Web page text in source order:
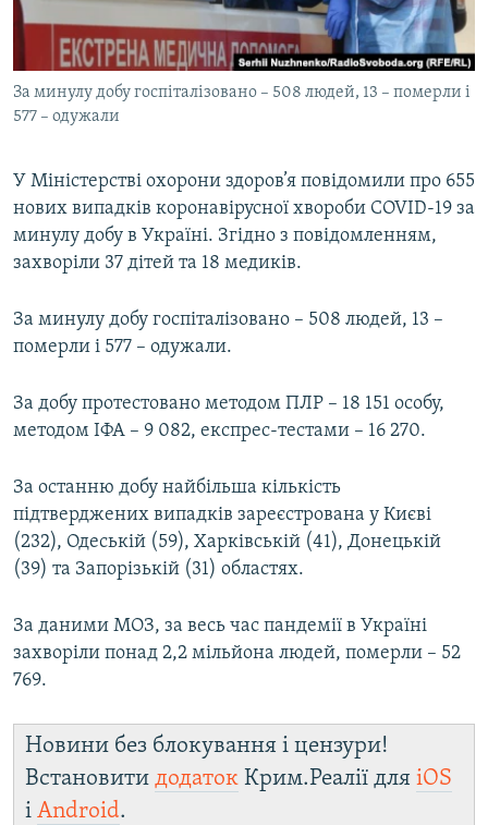
ВІДЕОУРОКИ «ELIFBE»
СВІДЧЕННЯ ОКУПАЦІЇ
УКРАЇНСЬКА ПРОБЛЕМА КРИМУ
Русский
Qırımtatar
Усі сайти RFE/RL
За минулу добу госпіталізовано – 508 людей, 13 – померли і
577 – одужали
У Міністерстві охорони здоров’я повідомили про 655
нових випадків коронавірусної хвороби COVID-19 за
минулу добу в Україні. Згідно з повідомленням,
захворіли 37 дітей та 18 медиків.
За минулу добу госпіталізовано – 508 людей, 13 –
померли і 577 – одужали.
За добу протестовано методом ПЛР – 18 151 особу,
методом ІФА – 9 082, експрес-тестами – 16 270.
За останню добу найбільша кількість
підтверджених випадків зареєстрована у Києві
(232), Одеській (59), Харківській (41), Донецькій
(39) та Запорізькій (31) областях.
За даними МОЗ, за весь час пандемії в Україні
захворіли понад 2,2 мільйона людей, померли – 52
769.
Новини без блокування і цензури!
Встановити додаток Крим.Реалії для iOS
і Android.